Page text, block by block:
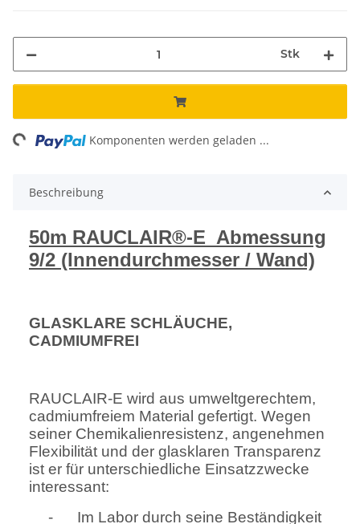
Stk
Komponenten werden geladen ...
Beschreibung
50m RAUCLAIR®-E Abmessung
9/2 (Innendurchmesser / Wand)
GLASKLARE SCHLÄUCHE,
CADMIUMFREI
RAUCLAIR-E wird aus umweltgerechtem,
cadmiumfreiem Material gefertigt. Wegen
seiner Chemikalienresistenz, angenehmen
Flexibilität und der glasklaren Transparenz
ist er für unterschiedliche Einsatzzwecke
interessant:
-
Im Labor durch seine Beständigkeit